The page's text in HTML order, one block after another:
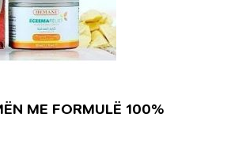
ME FORMULË 100%